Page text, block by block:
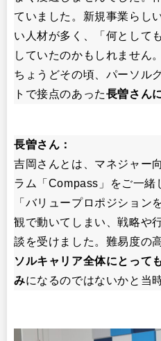
ていました。新規事業らし
い人材が多く、「何として
していたのかもしれません。
ちょうどその頃、パーソル
トで接点のあった長曽さん
長曽さん：
吉岡さんとは、マネジャー
ラム「Compass」をご一緒
「バリュープロポジション
観で動いてしまい、戦略や
談を受けました。難易度の
ソルキャリア全体にとって
みになるのではないかと当